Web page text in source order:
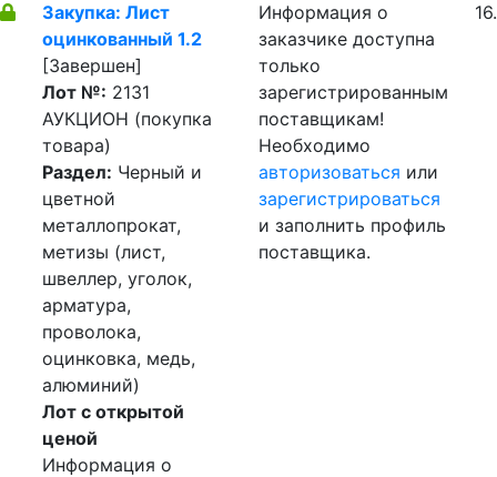
Закупка: Лист
оцинкованный 1.2
[Завершен]
Лот №: 2131
АУКЦИОН (покупка
товара)
Раздел: Черный и
цветной
металлопрокат,
метизы (лист,
швеллер, уголок,
арматура,
проволока,
оцинковка, медь,
алюминий)
Лот с открытой
ценой
Информация о
Информация о
заказчике доступна
только
зарегистрированным
поставщикам!
Необходимо
авторизоваться или
зарегистрироваться
и заполнить профиль
поставщика.